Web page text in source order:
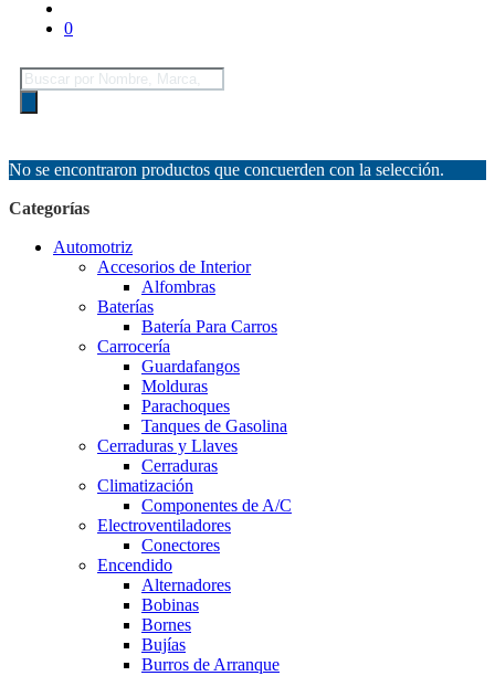
0
Búsqueda
de
productos
No se encontraron productos que concuerden con la selección.
Categorías
Automotriz
Accesorios de Interior
Alfombras
Baterías
Batería Para Carros
Carrocería
Guardafangos
Molduras
Parachoques
Tanques de Gasolina
Cerraduras y Llaves
Cerraduras
Climatización
Componentes de A/C
Electroventiladores
Conectores
Encendido
Alternadores
Bobinas
Bornes
Bujías
Burros de Arranque